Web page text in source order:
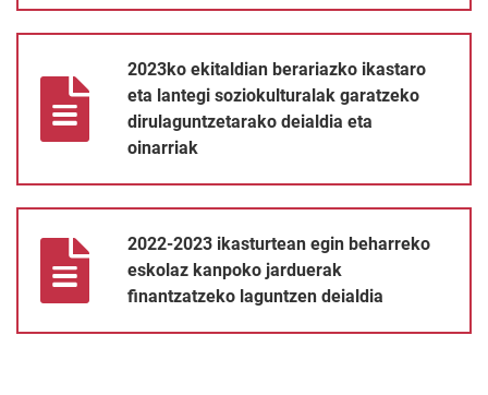
2023ko ekitaldian berariazko ikastaro
eta lantegi soziokulturalak garatzeko
dirulaguntzetarako deialdia eta
oinarriak
2022-2023 ikasturtean egin beharreko
eskolaz kanpoko jarduerak
finantzatzeko laguntzen deialdia